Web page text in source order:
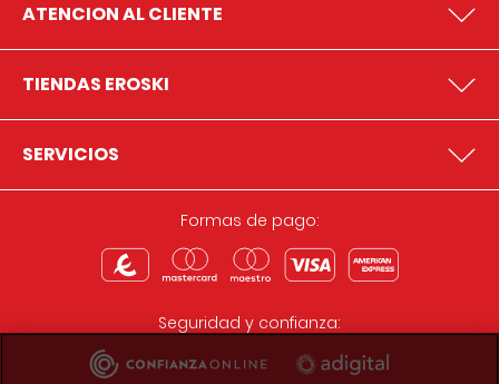
ATENCION AL CLIENTE
TIENDAS EROSKI
SERVICIOS
Formas de pago:
Seguridad y confianza: